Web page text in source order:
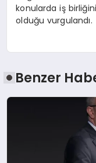
konularda iş
olduğu vurgulandı.
Benzer